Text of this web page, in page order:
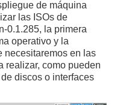
de máquina
las ISOs de
0.1.285, la primera
operativo y la
necesitaremos en las
realizar, como pueden
discos o interfaces